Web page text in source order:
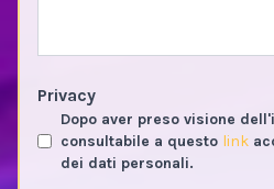
Privacy
Dopo aver preso visione
consultabile a questo link
dei dati personali.